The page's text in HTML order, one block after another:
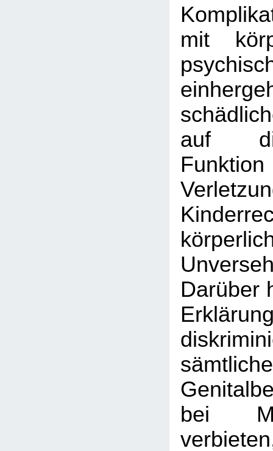
mit
auf
Darüber
bei